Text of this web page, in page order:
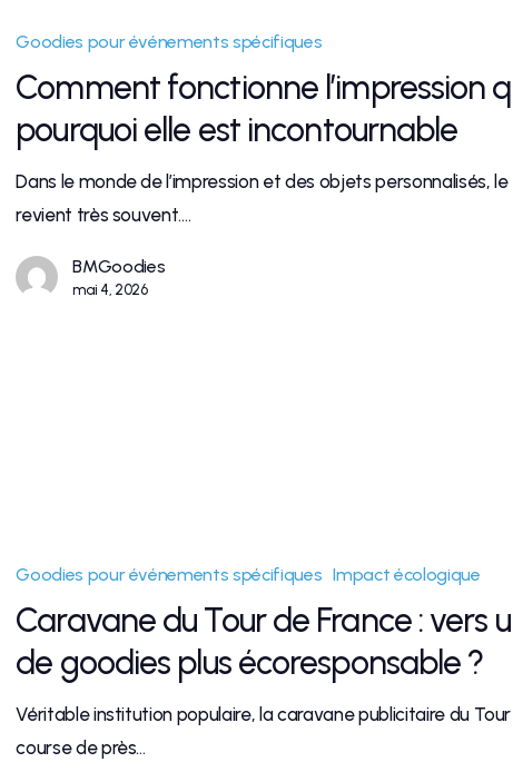
Goodies pour événements spécifiques
Comment fonctionne l’impression
pourquoi elle est incontournable
Dans le monde de l’impression et des objets personnalisés,
revient très souvent.…
BMGoodies
mai 4, 2026
Goodies pour événements spécifiques Impact écologique
Caravane du Tour de France : vers
de goodies plus écoresponsable ?
Véritable institution populaire, la caravane publicitaire du
course de près…